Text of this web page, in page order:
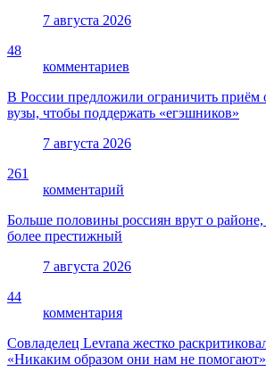
7 августа 2026
48
комментариев
В России предложили ограничить приём
вузы, чтобы поддержать «егэшников»
7 августа 2026
261
комментарий
Больше половины россиян врут о районе,
более престижный
7 августа 2026
44
комментария
Совладелец Levrana жестко
«Никаким образом они нам не помогают»